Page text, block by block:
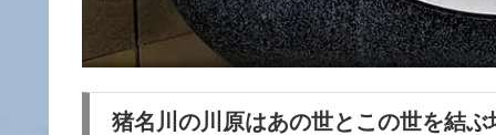
猪名川の川原はあの世とこの世を結ぶ